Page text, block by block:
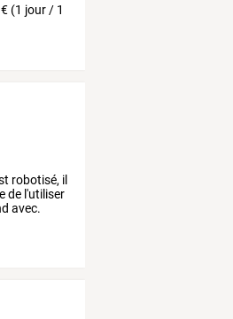
€ (1 jour / 1
robotisé, il
de l'utiliser
avec.